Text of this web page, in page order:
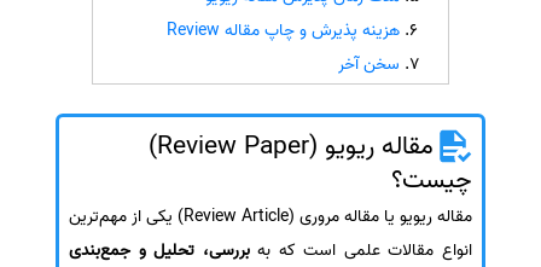
سفارش تهیه کاورلتر
سفارش انگیزه‌نامه‌SOP
هزینه پذیرش و چاپ مقاله Review
سخن آخر
مقاله ریویو (Review Paper)
چیست؟
مقاله ریویو یا مقاله مروری (Review Article) یکی از مهم‌ترین
انواع مقالات علمی است که بهبررسی، تحلیل و جمع‌بندی